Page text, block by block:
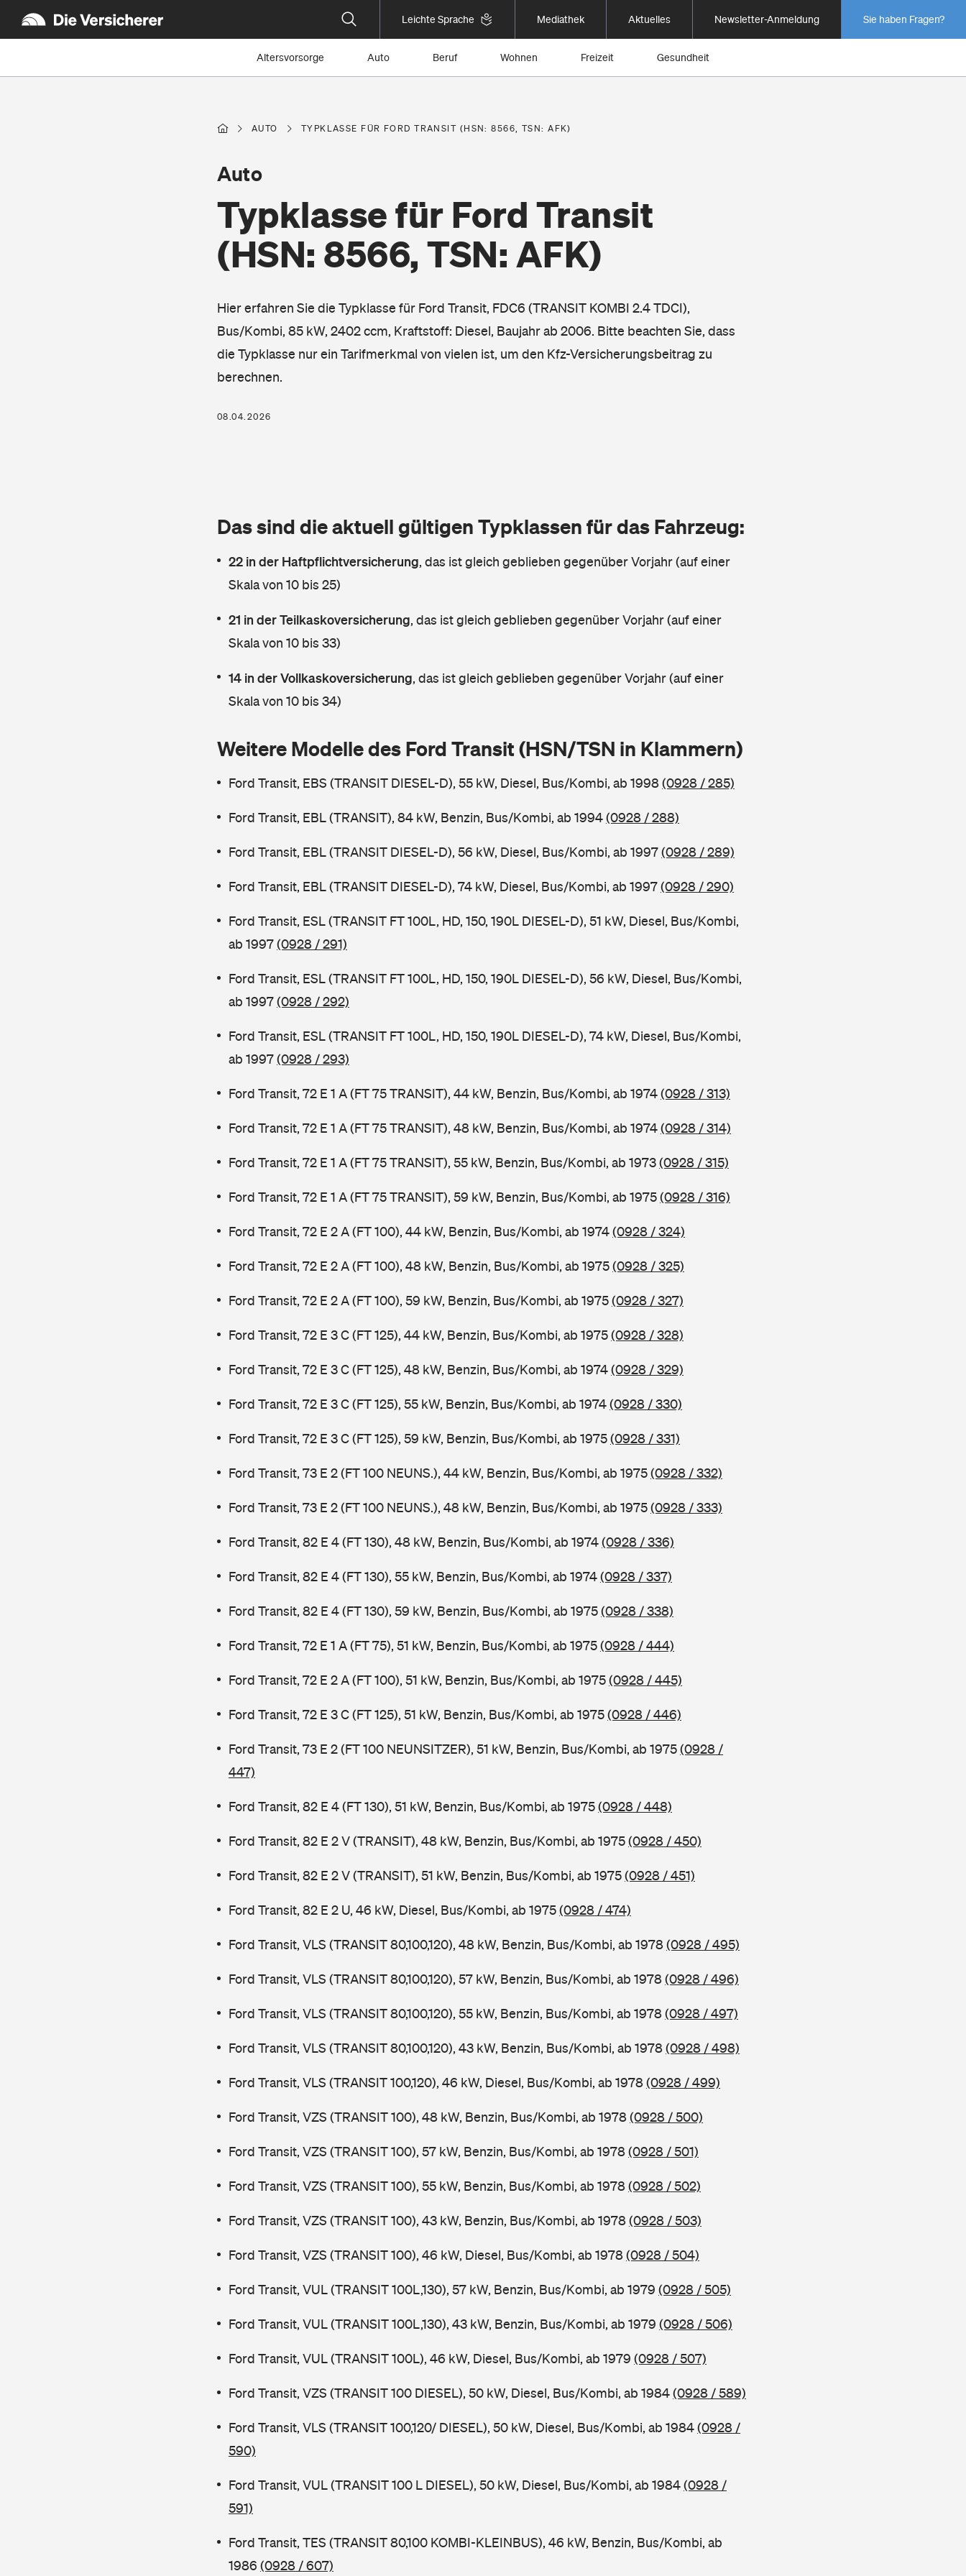
Leichte Sprache Mediathek Aktuelles Newsletter-Anmeldung Sie haben Fragen?
Altersvorsorge Auto Beruf Wohnen Freizeit Gesundheit
AUTO TYPKLASSE FÜR FORD TRANSIT (HSN: 8566, TSN: AFK)
Typklasse für Ford Transit
(HSN: 8566, TSN: AFK)
Auto
Hier erfahren Sie die Typklasse für Ford Transit, FDC6 (TRANSIT KOMBI 2.4 TDCI),
Bus/Kombi, 85 kW, 2402 ccm, Kraftstoff: Diesel, Baujahr ab 2006. Bitte beachten Sie, dass
die Typklasse nur ein Tarifmerkmal von vielen ist, um den Kfz-Versicherungsbeitrag zu
berechnen.
08.04.2026
Das sind die aktuell gültigen Typklassen für das Fahrzeug:
22 in der Haftpflichtversicherung, das ist gleich geblieben gegenüber Vorjahr (auf einer
Skala von 10 bis 25)
21 in der Teilkaskoversicherung, das ist gleich geblieben gegenüber Vorjahr (auf einer
Skala von 10 bis 33)
14 in der Vollkaskoversicherung, das ist gleich geblieben gegenüber Vorjahr (auf einer
Skala von 10 bis 34)
Weitere Modelle des Ford Transit (HSN/TSN in Klammern)
Ford Transit, EBS (TRANSIT DIESEL-D), 55 kW, Diesel, Bus/Kombi, ab 1998(0928 / 285)
Ford Transit, EBL (TRANSIT), 84 kW, Benzin, Bus/Kombi, ab 1994(0928 / 288)
Ford Transit, EBL (TRANSIT DIESEL-D), 56 kW, Diesel, Bus/Kombi, ab 1997(0928 / 289)
Ford Transit, EBL (TRANSIT DIESEL-D), 74 kW, Diesel, Bus/Kombi, ab 1997(0928 / 290)
Ford Transit, ESL (TRANSIT FT 100L, HD, 150, 190L DIESEL-D), 51 kW, Diesel, Bus/Kombi,
ab 1997(0928 / 291)
Ford Transit, ESL (TRANSIT FT 100L, HD, 150, 190L DIESEL-D), 56 kW, Diesel, Bus/Kombi,
ab 1997(0928 / 292)
Ford Transit, ESL (TRANSIT FT 100L, HD, 150, 190L DIESEL-D), 74 kW, Diesel, Bus/Kombi,
ab 1997(0928 / 293)
Ford Transit, 72 E 1 A (FT 75 TRANSIT), 44 kW, Benzin, Bus/Kombi, ab 1974(0928 / 313)
Ford Transit, 72 E 1 A (FT 75 TRANSIT), 48 kW, Benzin, Bus/Kombi, ab 1974(0928 / 314)
Ford Transit, 72 E 1 A (FT 75 TRANSIT), 55 kW, Benzin, Bus/Kombi, ab 1973(0928 / 315)
Ford Transit, 72 E 1 A (FT 75 TRANSIT), 59 kW, Benzin, Bus/Kombi, ab 1975(0928 / 316)
Ford Transit, 72 E 2 A (FT 100), 44 kW, Benzin, Bus/Kombi, ab 1974(0928 / 324)
Ford Transit, 72 E 2 A (FT 100), 48 kW, Benzin, Bus/Kombi, ab 1975(0928 / 325)
Ford Transit, 72 E 2 A (FT 100), 59 kW, Benzin, Bus/Kombi, ab 1975(0928 / 327)
Ford Transit, 72 E 3 C (FT 125), 44 kW, Benzin, Bus/Kombi, ab 1975(0928 / 328)
Ford Transit, 72 E 3 C (FT 125), 48 kW, Benzin, Bus/Kombi, ab 1974(0928 / 329)
Ford Transit, 72 E 3 C (FT 125), 55 kW, Benzin, Bus/Kombi, ab 1974(0928 / 330)
Ford Transit, 72 E 3 C (FT 125), 59 kW, Benzin, Bus/Kombi, ab 1975(0928 / 331)
Ford Transit, 73 E 2 (FT 100 NEUNS.), 44 kW, Benzin, Bus/Kombi, ab 1975(0928 / 332)
Ford Transit, 73 E 2 (FT 100 NEUNS.), 48 kW, Benzin, Bus/Kombi, ab 1975(0928 / 333)
Ford Transit, 82 E 4 (FT 130), 48 kW, Benzin, Bus/Kombi, ab 1974(0928 / 336)
Ford Transit, 82 E 4 (FT 130), 55 kW, Benzin, Bus/Kombi, ab 1974(0928 / 337)
Ford Transit, 82 E 4 (FT 130), 59 kW, Benzin, Bus/Kombi, ab 1975(0928 / 338)
Ford Transit, 72 E 1 A (FT 75), 51 kW, Benzin, Bus/Kombi, ab 1975(0928 / 444)
Ford Transit, 72 E 2 A (FT 100), 51 kW, Benzin, Bus/Kombi, ab 1975(0928 / 445)
Ford Transit, 72 E 3 C (FT 125), 51 kW, Benzin, Bus/Kombi, ab 1975(0928 / 446)
Ford Transit, 73 E 2 (FT 100 NEUNSITZER), 51 kW, Benzin, Bus/Kombi, ab 1975(0928 /
447)
Ford Transit, 82 E 4 (FT 130), 51 kW, Benzin, Bus/Kombi, ab 1975(0928 / 448)
Ford Transit, 82 E 2 V (TRANSIT), 48 kW, Benzin, Bus/Kombi, ab 1975(0928 / 450)
Ford Transit, 82 E 2 V (TRANSIT), 51 kW, Benzin, Bus/Kombi, ab 1975(0928 / 451)
Ford Transit, 82 E 2 U, 46 kW, Diesel, Bus/Kombi, ab 1975(0928 / 474)
Ford Transit, VLS (TRANSIT 80,100,120), 48 kW, Benzin, Bus/Kombi, ab 1978(0928 / 495)
Ford Transit, VLS (TRANSIT 80,100,120), 57 kW, Benzin, Bus/Kombi, ab 1978(0928 / 496)
Ford Transit, VLS (TRANSIT 80,100,120), 55 kW, Benzin, Bus/Kombi, ab 1978(0928 / 497)
Ford Transit, VLS (TRANSIT 80,100,120), 43 kW, Benzin, Bus/Kombi, ab 1978(0928 / 498)
Ford Transit, VLS (TRANSIT 100,120), 46 kW, Diesel, Bus/Kombi, ab 1978(0928 / 499)
Ford Transit, VZS (TRANSIT 100), 48 kW, Benzin, Bus/Kombi, ab 1978(0928 / 500)
Ford Transit, VZS (TRANSIT 100), 57 kW, Benzin, Bus/Kombi, ab 1978(0928 / 501)
Ford Transit, VZS (TRANSIT 100), 55 kW, Benzin, Bus/Kombi, ab 1978(0928 / 502)
Ford Transit, VZS (TRANSIT 100), 43 kW, Benzin, Bus/Kombi, ab 1978(0928 / 503)
Ford Transit, VZS (TRANSIT 100), 46 kW, Diesel, Bus/Kombi, ab 1978(0928 / 504)
Ford Transit, VUL (TRANSIT 100L,130), 57 kW, Benzin, Bus/Kombi, ab 1979 (0928 / 505)
Ford Transit, VUL (TRANSIT 100L,130), 43 kW, Benzin, Bus/Kombi, ab 1979 (0928 / 506)
Ford Transit, VUL (TRANSIT 100L), 46 kW, Diesel, Bus/Kombi, ab 1979 (0928 / 507)
Ford Transit, VZS (TRANSIT 100 DIESEL), 50 kW, Diesel, Bus/Kombi, ab 1984(0928 / 589)
Ford Transit, VLS (TRANSIT 100,120/ DIESEL), 50 kW, Diesel, Bus/Kombi, ab 1984(0928 /
590)
Ford Transit, VUL (TRANSIT 100 L DIESEL), 50 kW, Diesel, Bus/Kombi, ab 1984(0928 /
591)
Ford Transit, TES (TRANSIT 80,100 KOMBI-KLEINBUS), 46 kW, Benzin, Bus/Kombi, ab
1986 (0928 / 607)